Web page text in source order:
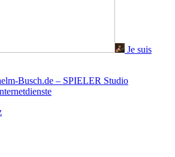
Je suis
Busch.de – SPIELER Studio